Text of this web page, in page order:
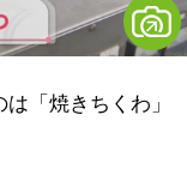
「焼きちくわ」